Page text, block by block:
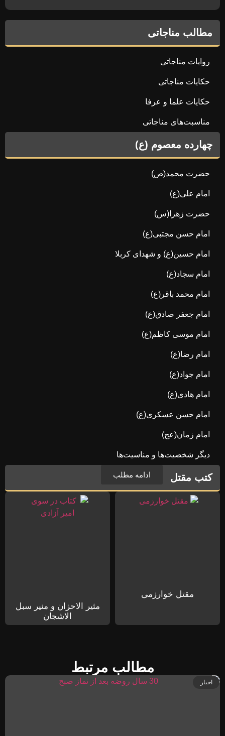
مطالب مناجاتی
روایات مناجاتی
حکایات مناجاتی
حکایات علما و عرفا
مناسبت‌های مناجاتی
چهارده معصوم (ع)
حضرت محمد(ص)
امام علی(ع)
حضرت زهرا(س)
امام حسن مجتبی(ع)
امام حسین(ع) و شهدای کربلا
امام سجاد(ع)
امام محمد باقر(ع)
امام جعفر صادق(ع)
امام موسی کاظم(ع)
امام رضا(ع)
امام جواد(ع)
امام هادی(ع)
امام حسن عسکری(ع)
امام زمان(عج)
دیگر شخصیت‌ها و مناسیت‌ها
کتب مقتل ادامه مطلب
مقتل خوارزمی
مثیر الاحزان و منیر سبل
الاشجان
مطالب مرتبط
اخبار